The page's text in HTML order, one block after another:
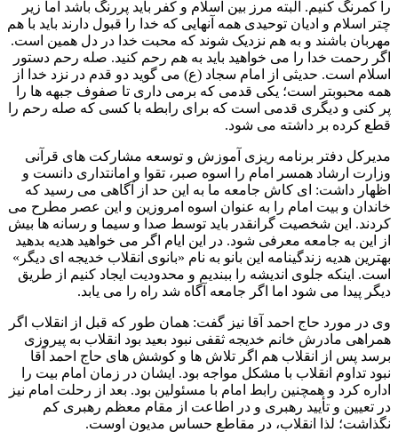
را کمرنگ کنیم. البته مرز بین اسلام و کفر باید پررنگ باشد اما زیر
چتر اسلام و ادیان توحیدی همه آنهایی که خدا را قبول دارند باید با هم
مهربان باشند و به هم نزدیک شوند که محبت خدا در دل همین است.
اگر رحمت خدا را می خواهید باید به هم رحم کنید. صله رحم دستور
اسلام است. حدیثی از امام سجاد (ع) می گوید دو قدم در نزد خدا از
همه محبوبتر است؛ یکی قدمی که برمی داری تا صفوف جبهه ها را
پر کنی و دیگری قدمی است که برای رابطه با کسی که صله رحم را
قطع کرده بر داشته می شود.
مدیرکل دفتر برنامه ریزی آموزش و توسعه مشارکت های قرآنی
وزارت ارشاد همسر امام را اسوه صبر، تقوا و امانتداری دانست و
اظهار داشت: ای کاش جامعه ما به این حد از آگاهی می رسید که
خاندان و بیت امام را به عنوان اسوه امروزین و این عصر مطرح می
کردند. این شخصیت گرانقدر باید توسط صدا و سیما و رسانه ها بیش
از این به جامعه معرفی شود. در این ایام اگر می خواهید هدیه بدهید
بهترین هدیه زندگینامه این بانو به نام «بانوی انقلاب خدیجه ای دیگر»
است. اینکه جلوی اندیشه را ببندیم و محدودیت ایجاد کنیم از طریق
دیگر پیدا می شود اما اگر جامعه آگاه شد راه را می یابد.
وی در مورد حاج احمد آقا نیز گفت: همان طور که قبل از انقلاب اگر
همراهی مادرش خانم خدیجه ثقفی نبود بعید بود انقلاب به پیروزی
برسد پس از انقلاب هم اگر تلاش ها و کوشش های حاج احمد آقا
نبود تداوم انقلاب با مشکل مواجه بود. ایشان در زمان امام بیت را
اداره کرد و همچنین رابط امام با مسئولین بود. بعد از رحلت امام نیز
در تعیین و تأیید رهبری و در اطاعت از مقام معظم رهبری کم
نگذاشت؛ لذا انقلاب، در مقاطع حساس مدیون اوست.